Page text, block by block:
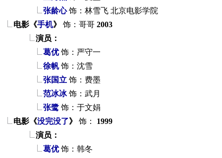
张龄心 饰：林雪飞 北京电影学院
电影《手机》 饰：哥哥 2003
演员：
葛优 饰：严守一
徐帆 饰：沈雪
张国立 饰：费墨
范冰冰 饰：武月
张鹭 饰：于文娟
电影《没完没了》 饰： 1999
演员：
葛优 饰：韩冬